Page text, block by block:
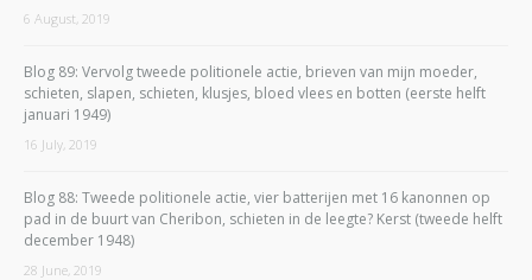
6 August, 2019
Blog 89: Vervolg tweede politionele actie, brieven van mijn moeder,
schieten, slapen, schieten, klusjes, bloed vlees en botten (eerste helft
januari 1949)
16 July, 2019
Blog 88: Tweede politionele actie, vier batterijen met 16 kanonnen op
pad in de buurt van Cheribon, schieten in de leegte? Kerst (tweede helft
december 1948)
28 June, 2019